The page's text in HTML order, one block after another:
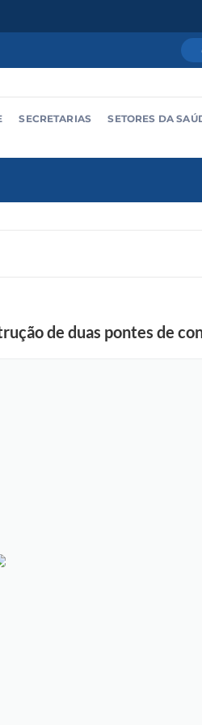
SECRETARIAS SETORES DA
de duas pontes de